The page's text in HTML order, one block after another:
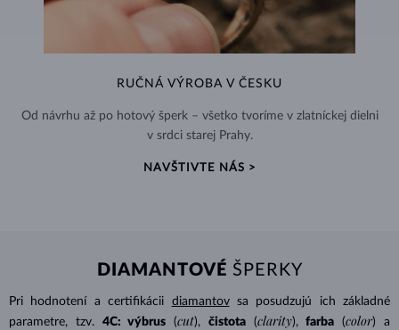
RUČNÁ VÝROBA V ČESKU
Od návrhu až po hotový šperk – všetko tvoríme v zlatníckej dielni
v srdci starej Prahy.
NAVŠTIVTE NÁS >
DIAMANTOVÉ ŠPERKY
Pri hodnotení a certifikácii diamantovsa posudzujú ich základné
parametre, tzv.
4C: výbrus (cut), čistota (clarity), farba (color) a